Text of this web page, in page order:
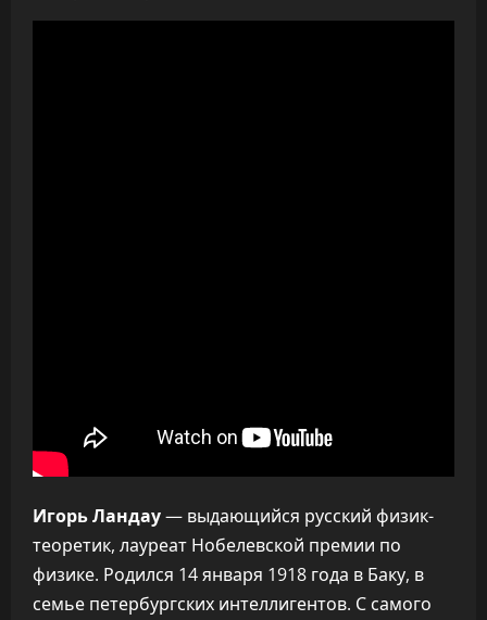
Игорь Ландау— выдающийся русский физик-
теоретик, лауреат Нобелевской премии по
физике. Родился 14 января 1918 года в Баку, в
семье петербургских интеллигентов. С самого